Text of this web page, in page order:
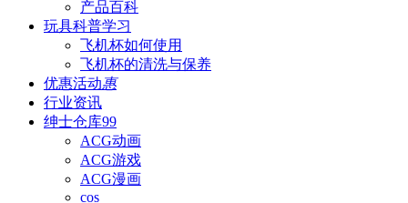
产品百科
玩具科普学习
飞机杯如何使用
飞机杯的清洗与保养
优惠活动惠
行业资讯
绅士仓库99
ACG动画
ACG游戏
ACG漫画
cos